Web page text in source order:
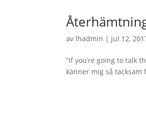
av lhadmin | jul 12,
”If you’re going to talk
känner mig så